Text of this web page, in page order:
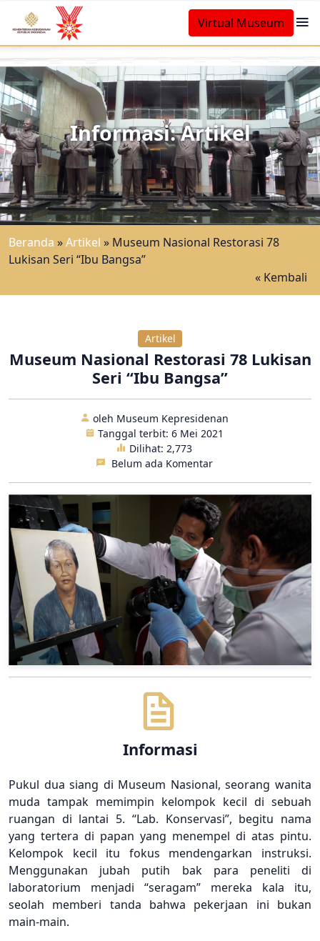
Virtual Museum
Informasi: Artikel
Beranda »Artikel » Museum Nasional Restorasi 78
Lukisan Seri “Ibu Bangsa”
« Kembali
Artikel
Museum Nasional Restorasi 78 Lukisan
Seri “Ibu Bangsa”
oleh Museum Kepresidenan
Tanggal terbit: 6 Mei 2021
Dilihat: 2,773
Belum ada Komentar
Informasi
Pukul dua siang di Museum Nasional, seorang wanita
muda tampak memimpin kelompok kecil di sebuah
ruangan di lantai 5. “Lab. Konservasi”, begitu nama
yang tertera di papan yang menempel di atas pintu.
Kelompok kecil itu fokus mendengarkan instruksi.
Menggunakan jubah putih bak para peneliti di
laboratorium menjadi “seragam” mereka kala itu,
seolah memberi tanda bahwa pekerjaan ini bukan
main-main.